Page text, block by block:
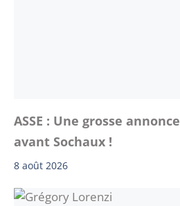
ASSE : Une grosse
avant Sochaux !
8 août 2026